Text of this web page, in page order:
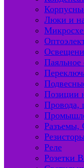
Люки и
Паяльное
Позиции
Провода,
Разъемы,
Реле
Розетки